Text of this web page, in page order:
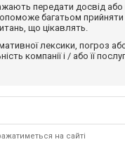
передати досвід
багатьом
що цікавлять.
лексики, погроз
компанії і / або її
на сайті